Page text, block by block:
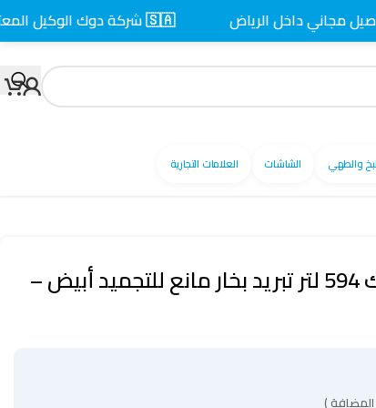
والطهي الشاشات العلامات التجارية
ثلاجة بابين 21 قدم بيسك 594 لتر تبريد بخار مانع للتجميد أبيض –
)
داخل الرياض